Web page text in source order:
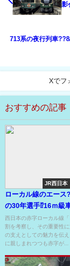
影
713系の夜行列車
Xでフ
おすすめの記事
JR西日本
ローカル線のエース
の30年選手⁉16ｍ級
はキハ52並み??
西日本の赤字ローカル線
割を考察し、その重要性
の支えとしての魅力を伝
に親しまれつつも赤字が...